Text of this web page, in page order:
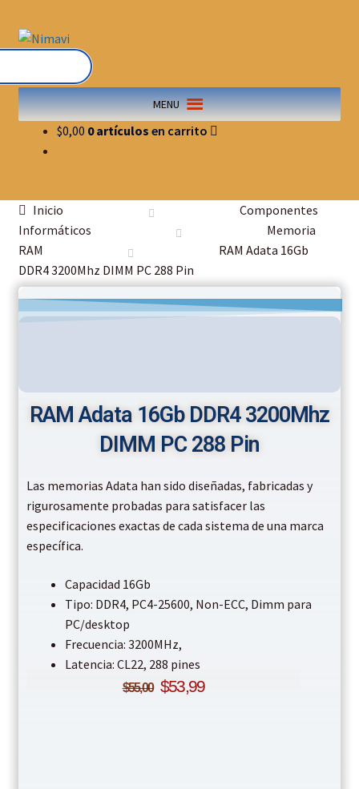
MENU
$0,00 0 artículos
Inicio
Componentes
Informáticos
Memoria
RAM
RAM Adata 16Gb
DDR4 3200Mhz DIMM PC 288 Pin
RAM Adata 16Gb DDR4 3200Mhz
DIMM PC 288 Pin
Las memorias Adata han sido diseñadas, fabricadas y
rigurosamente probadas para satisfacer las
especificaciones exactas de cada sistema de una marca
específica.
Capacidad 16Gb
Tipo: DDR4, PC4-25600, Non-ECC, Dimm para
PC/desktop
Frecuencia: 3200MHz,
Latencia: CL22, 288 pines
$55,00 $53,99